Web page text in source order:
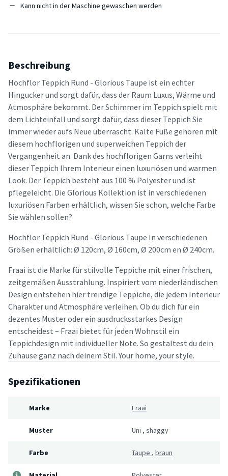
Kann nicht in der Maschine gewaschen werden
Beschreibung
Hochflor Teppich Rund - Glorious Taupe ist ein echter
Hingucker und sorgt dafür, dass der Raum Luxus, Wärme und
Atmosphäre bekommt. Der Schimmer im Teppich spielt mit
dem Lichteinfall und sorgt dafür, dass dieser Teppich Sie
immer wieder aufs Neue überrascht. Kalte Füße gehören mit
diesem hochflorigen und superweichen Teppich der
Vergangenheit an. Dank des hochflorigen Garns verleiht
dieser Teppich Ihrem Interieur einen luxuriösen und warmen
Look. Der Teppich besteht aus 100 % Polyester und ist
pflegeleicht. Die Glorious Kollektion ist in verschiedenen
luxuriösen Farben erhältlich, wissen Sie schon, welche Farbe
Sie wählen sollen?
Hochflor Teppich Rund - Glorious Taupe In verschiedenen
Größen erhältlich: Ø 120cm, Ø 160cm, Ø 200cm en Ø 240cm.
Fraai ist die Marke für stilvolle Teppiche mit einer frischen,
zeitgemäßen Ausstrahlung. Inspiriert vom niederländischen
Design entstehen hier trendige Teppiche, die jedem Interieur
Charakter und Atmosphäre verleihen. Ob du dich für ein
dezentes Muster oder ein ausdrucksstarkes Design
entscheidest – Fraai bietet für jeden Wohnstil ein
Teppichdesign mit individueller Note. So gestaltest du dein
Zuhause ganz nach deinem Stil. Your home, your style.
Spezifikationen
Marke Fraai
Muster Uni , shaggy
Farbe Taupe , braun